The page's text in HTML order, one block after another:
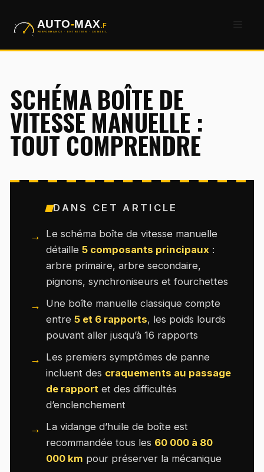
SCHÉMA BOÎTE DE
VITESSE MANUELLE :
TOUT COMPRENDRE
DANS CET ARTICLE
Le schéma boîte de vitesse manuelle
détaille5 composants principaux :
arbre primaire, arbre secondaire,
pignons, synchroniseurs et fourchettes
Une boîte manuelle classique compte
entre5 et 6 rapports, les poids lourds
pouvant aller jusqu’à 16 rapports
Les premiers symptômes de panne
incluent des craquements au passage
de rapport et des difficultés
d’enclenchement
La vidange d’huile de boîte est
recommandée tous les 60 000 à 80
000 km pour préserver la mécanique